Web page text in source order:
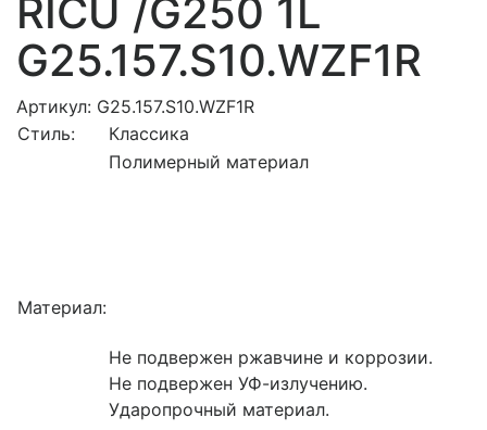
RICU /G250 1L
G25.157.S10.WZF1R
Артикул: G25.157.S10.WZF1R
Стиль:
Классика
Материал:
Полимерный материал
Не подвержен ржавчине и коррозии.
Не подвержен УФ-излучению.
Ударопрочный материал.